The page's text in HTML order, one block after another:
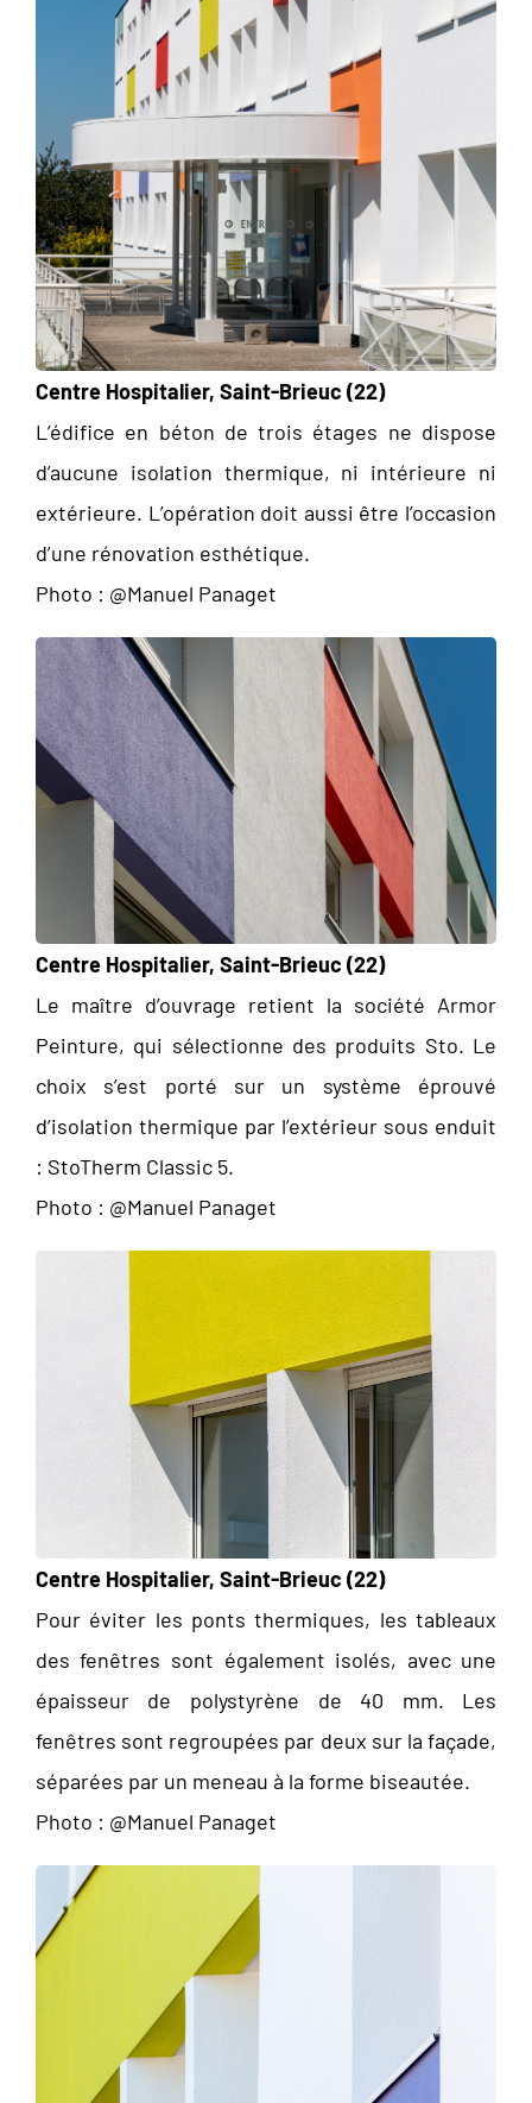
Centre Hospitalier, Saint-Brieuc (22)
L’édifice en béton de trois étages ne dispose
d’aucune isolation thermique, ni intérieure ni
extérieure. L’opération doit aussi être l’occasion
d’une rénovation esthétique.
Photo : @Manuel Panaget
Centre Hospitalier, Saint-Brieuc (22)
Le maître d’ouvrage retient la société Armor
Peinture, qui sélectionne des produits Sto. Le
choix s’est porté sur un système éprouvé
d’isolation thermique par l’extérieur sous enduit
: StoTherm Classic 5.
Photo : @Manuel Panaget
Centre Hospitalier, Saint-Brieuc (22)
Pour éviter les ponts thermiques, les tableaux
des fenêtres sont également isolés, avec une
épaisseur de polystyrène de 40 mm. Les
fenêtres sont regroupées par deux sur la façade,
séparées par un meneau à la forme biseautée.
Photo : @Manuel Panaget